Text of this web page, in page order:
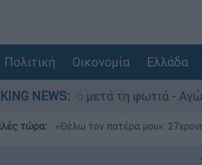
Πολιτική Οικονομία Ελλάδα
NEWS:
τη φωτιά - Αγώνας για
τώρα: «Θέλω τον πατέρα μου»: